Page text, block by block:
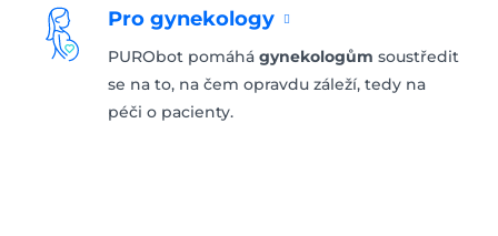
Pro gynekology
PURObot pomáhá gynekologům soustředit
se na to, na čem opravdu záleží, tedy na
péči o pacienty.